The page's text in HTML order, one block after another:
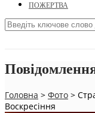
ПОЖЕРТВА
Головна > Фото >
Воскресіння